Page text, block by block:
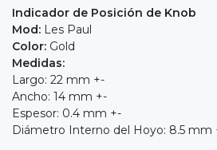
Indicador de Posición de Knob
Mod: Les Paul
Color: Gold
Medidas:
Largo: 22 mm +-
Ancho: 14 mm +-
Espesor: 0.4 mm +-
Diámetro Interno del Hoyo: 8.5 mm